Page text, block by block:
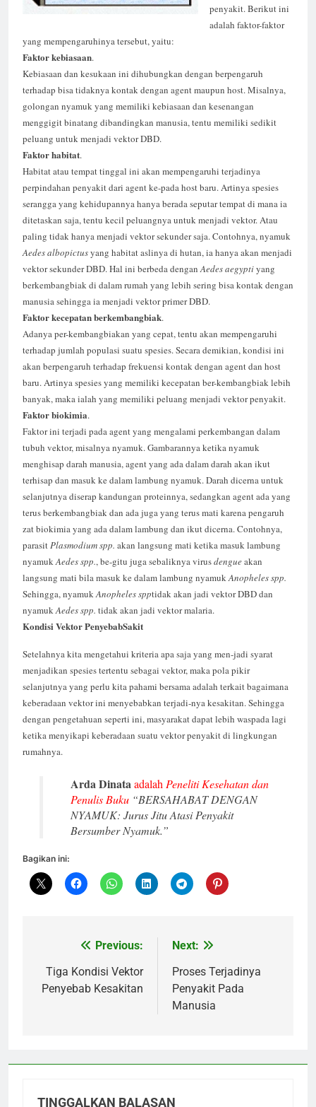
penyakit. Berikut ini
adalah faktor-faktor
yang mempengaruhinya tersebut, yaitu:
Faktorkebiasaan.
Kebiasaan dan kesukaan ini dihubungkan dengan berpengaruh
terhadap bisa tidaknya kontak dengan agent maupun host. Misalnya,
golongan nyamuk yang memiliki kebiasaan dan kesenangan
menggigit binatang dibandingkan manusia, tentu memiliki sedikit
peluang untuk menjadi vektor DBD.
Faktorhabitat.
Habitat atau tempat tinggal ini akan mempengaruhi terjadinya
perpindahan penyakit dari agent ke-pada host baru. Artinya spesies
serangga yang kehidupannya hanya berada seputar tempat di mana ia
ditetaskan saja, tentu kecil peluangnya untuk menjadi vektor. Atau
paling tidak hanya menjadi vektor sekunder saja. Contohnya, nyamuk
Aedes albopictusyang habitat aslinya di hutan, ia hanya akan menjadi
vektor sekunder DBD. Hal ini berbeda denganAedes aegyptiyang
berkembangbiak di dalam rumah yang lebih sering bisa kontak dengan
manusia sehingga ia menjadi vektor primer DBD.
Faktorkecepatanberkembangbiak.
Adanya per-kembangbiakan yang cepat, tentu akan mempengaruhi
terhadap jumlah populasi suatu spesies. Secara demikian, kondisi ini
akan berpengaruh terhadap frekuensi kontak dengan agent dan host
baru. Artinya spesies yang memiliki kecepatan ber-kembangbiak lebih
banyak, maka ialah yang memiliki peluang menjadi vektor penyakit.
Faktorbiokimia.
Faktor ini terjadi pada agent yang mengalami perkembangan dalam
tubuh vektor, misalnya nyamuk. Gambarannya ketika nyamuk
menghisap darah manusia, agent yang ada dalam darah akan ikut
terhisap dan masuk ke dalam lambung nyamuk. Darah dicerna untuk
selanjutnya diserap kandungan proteinnya, sedangkan agent ada yang
terus berkembangbiak dan ada juga yang terus mati karena pengaruh
zat biokimia yang ada dalam lambung dan ikut dicerna. Contohnya,
parasitPlasmodium spp. akan langsung mati ketika masuk lambung
nyamukAedes spp., be-gitu juga sebaliknya virusdengueakan
langsung mati bila masuk ke dalam lambung nyamukAnopheles spp.
Sehingga, nyamukAnopheles spptidak akan jadi vektor DBD dan
nyamukAedes spp. tidak akan jadi vektor malaria.
Kondisi VektorPenyebabSakit
Setelahnya kita mengetahui kriteria apa saja yang men-jadi syarat
menjadikan spesies tertentu sebagai vektor, maka pola pikir
selanjutnya yang perlu kita pahami bersama adalah terkait bagaimana
keberadaan vektor ini menyebabkan terjadi-nya kesakitan. Sehingga
dengan pengetahuan seperti ini, masyarakat dapat lebih waspada lagi
ketika menyikapi keberadaan suatu vektor penyakit di lingkungan
rumahnya.
Arda DinataadalahPeneliti Kesehatan dan
Penulis Buku “BERSAHABAT DENGAN
NYAMUK: Jurus Jitu Atasi Penyakit
Bersumber Nyamuk.”
Bagikan ini:
Navigasi
pos
Previous:
Tiga Kondisi Vektor
Penyebab Kesakitan
Next:
Proses Terjadinya
Penyakit Pada
Manusia
TINGGALKAN BALASAN